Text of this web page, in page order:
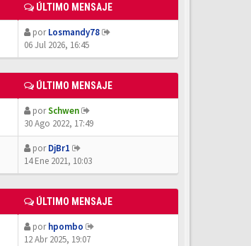
ÚLTIMO MENSAJE
porLosmandy78
06 Jul 2026, 16:45
ÚLTIMO MENSAJE
porSchwen
30 Ago 2022, 17:49
porDjBr1
14 Ene 2021, 10:03
ÚLTIMO MENSAJE
porhpombo
12 Abr 2025, 19:07